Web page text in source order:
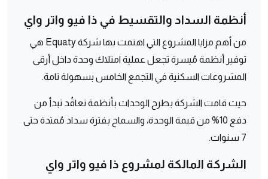
أنظمة السداد والتقسيط في ذا فيو واتر واي
من أهم مزايا المشروع التي اهتمت بها شركة Equaty هي
توفير أنظمة مُيسرة تجعل عملية امتلاك وحدة داخل أرقى
المشروعات السكنية في التجمع الخامس بسهولة تامة.
حيث قامت الشركة بطرح الوحدات بأنظمة تعاقُد تبدأ من
دفع 10% من قيمة الوحدة، والسماح بفترة سداد مُمتدة حتى
7 سنوات.
الشركة المالكة لمشروع ذا فيو واتر واي